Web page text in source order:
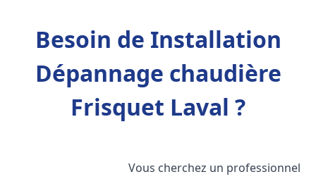
Besoin de Installation
Dépannage chaudière
Frisquet Laval ?
Vous cherchez un professionnel